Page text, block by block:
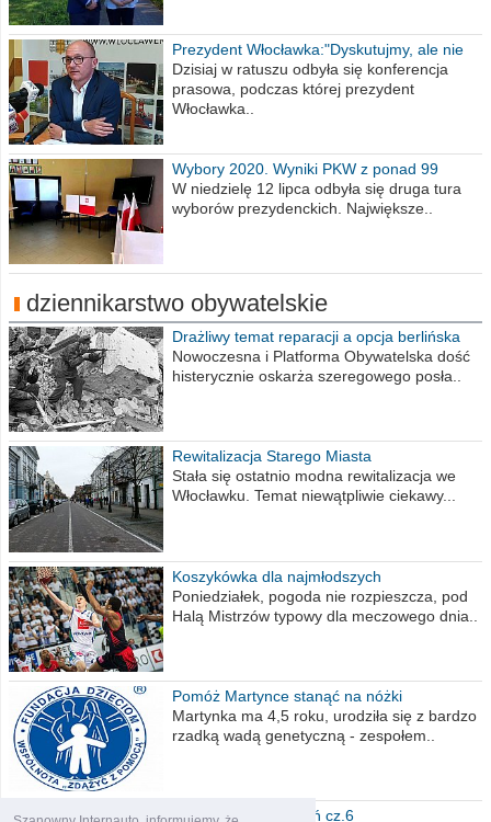
Prezydent Włocławka:"Dyskutujmy, ale nie
obrażajmy się”
Dzisiaj w ratuszu odbyła się konferencja
prasowa, podczas której prezydent
Włocławka..
Wybory 2020. Wyniki PKW z ponad 99
procent obwodów
W niedzielę 12 lipca odbyła się druga tura
wyborów prezydenckich. Największe..
dziennikarstwo obywatelskie
Drażliwy temat reparacji a opcja berlińska
Nowoczesna i Platforma Obywatelska dość
histerycznie oskarża szeregowego posła..
Rewitalizacja Starego Miasta
Stała się ostatnio modna rewitalizacja we
Włocławku. Temat niewątpliwie ciekawy...
Koszykówka dla najmłodszych
Poniedziałek, pogoda nie rozpieszcza, pod
Halą Mistrzów typowy dla meczowego dnia..
Pomóż Martynce stanąć na nóżki
Martynka ma 4,5 roku, urodziła się z bardzo
rzadką wadą genetyczną - zespołem..
Polska moich marzeń cz.6